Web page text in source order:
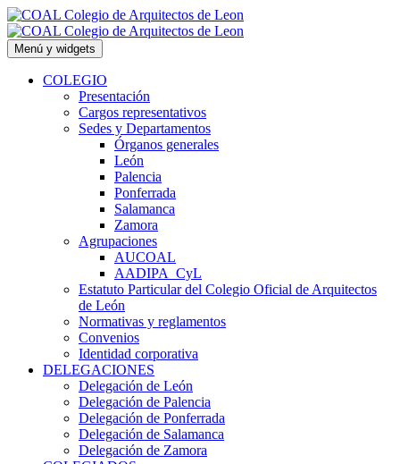
Saltar
al
contenido
Menú y widgets
COLEGIO
Presentación
Cargos representativos
Sedes y Departamentos
Órganos generales
León
Palencia
Ponferrada
Salamanca
Zamora
Agrupaciones
AUCOAL
AADIPA_CyL
Estatuto Particular del Colegio Oficial de Arquitectos
de León
Normativas y reglamentos
Convenios
Identidad corporativa
DELEGACIONES
Delegación de León
Delegación de Palencia
Delegación de Ponferrada
Delegación de Salamanca
Delegación de Zamora